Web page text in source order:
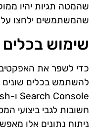
שהמטה תגיות יהיו
שהמשתמשים ילחצו על
שימוש
כדי לשפר את
חשובות לגבי ביצועי
ניתוח נתונים אלו